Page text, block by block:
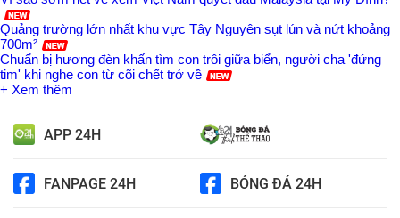
Quảng trường lớn nhất khu vực Tây Nguyên sụt lún và nứt khoảng
700m²
Chuẩn bị hương đèn khấn tìm con trôi giữa biển, người cha 'đứng
tim' khi nghe con từ cõi chết trở về
+ Xem thêm
APP 24H
FANPAGE 24H BÓNG ĐÁ 24H